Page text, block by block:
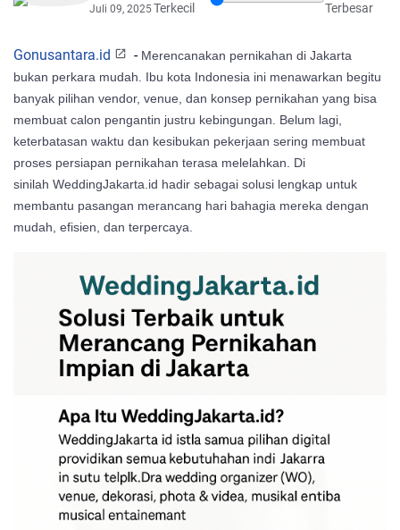
Juli 09, 2025Terkecil
Terbesar
Gonusantara.id - Merencanakan pernikahan di Jakarta
bukan perkara mudah. Ibu kota Indonesia ini menawarkan begitu
banyak pilihan vendor, venue, dan konsep pernikahan yang bisa
membuat calon pengantin justru kebingungan. Belum lagi,
keterbatasan waktu dan kesibukan pekerjaan sering membuat
proses persiapan pernikahan terasa melelahkan. Di
sinilah WeddingJakarta.id hadir sebagai solusi lengkap untuk
membantu pasangan merancang hari bahagia mereka dengan
mudah, efisien, dan terpercaya.